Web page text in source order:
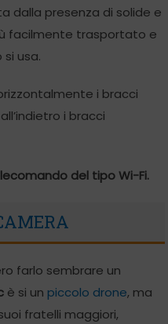
dalla presenza di solide e
facilmente trasportato e
usa.
i bracci
i bracci
del tipo Wi-Fi.
farlo sembrare un
è si un piccolo drone, ma
fratelli maggiori,